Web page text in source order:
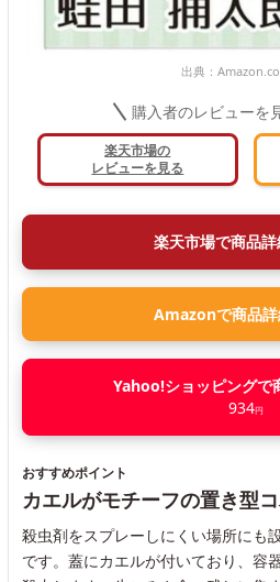
出典：
購入者のレビューを
楽天市場の
レビューを見る
楽天市場で商品
Amazonで商品詳
Yahoo!ショッピングで
934円
おすすめポイント
カエルがモチーフの置き型
殺虫剤をスプレーしにくい場所にも
です。蓋にカエルが付いており、容